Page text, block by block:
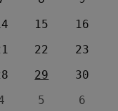
15
16
22
23
29
30
5 6